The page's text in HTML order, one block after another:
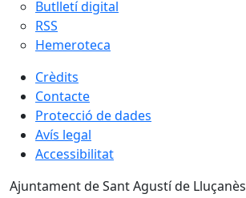
Butlletí digital
RSS
Hemeroteca
Crèdits
Contacte
Protecció de dades
Avís legal
Accessibilitat
Ajuntament de Sant Agustí de Lluçanès